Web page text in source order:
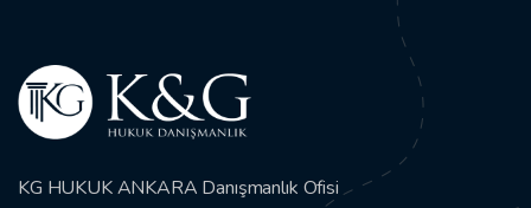
KG HUKUK ANKARA Danışmanlık Ofisi